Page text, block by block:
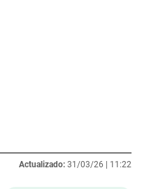
Actualizado: 31/03/26 | 11:22